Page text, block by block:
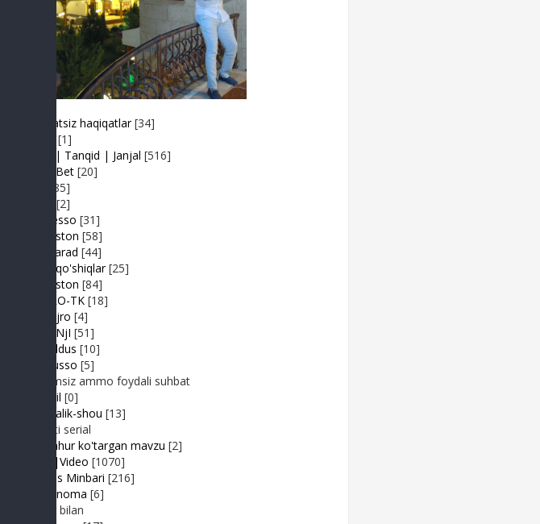
Adolatsiz haqiqatlar [34]
[1]
Baxs| Tanqid | Janjal [516]
BeshBet [20]
[85]
[2]
Expresso [31]
FIKRiston [58]
Hit-Parad [44]
Ijara qo'shiqlar [25]
IJODiston [84]
IMPRO-TK [18]
Jonli ijro [4]
JuMaNjI [51]
JurYuldus [10]
Kaktusso [5]
Yoqimsiz ammo foydali suhbat
Kongil [0]
Kundalik-shou [13]
Realiti serial
Mashhur ko'targan mavzu [2]
MP3|Video [1070]
Muhlis Minbari [216]
Ovoznoma [6]
Luiza bilan